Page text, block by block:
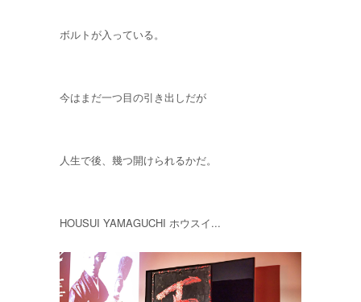
ボルトが入っている。
今はまだ一つ目の引き出しだが
人生で後、幾つ開けられるかだ。
HOUSUI YAMAGUCHI ホウスイ...